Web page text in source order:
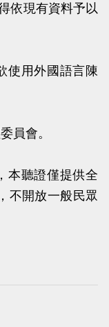
依現有資料予以
使用外國語言陳
員會。
本聽證僅提供全
不開放一般民眾